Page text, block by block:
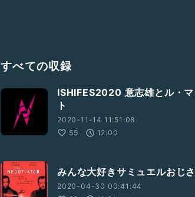
すべての収録
ISHIFES2020 意志雄とル・
ト
2020-11-14 11:51:08
55
12:00
みんな大好きサミュエルおじ
2020-04-30 00:41:44